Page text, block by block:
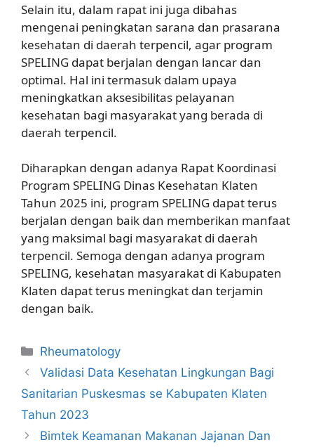
Selain itu, dalam rapat ini juga dibahas
mengenai peningkatan sarana dan prasarana
kesehatan di daerah terpencil, agar program
SPELING dapat berjalan dengan lancar dan
optimal. Hal ini termasuk dalam upaya
meningkatkan aksesibilitas pelayanan
kesehatan bagi masyarakat yang berada di
daerah terpencil.
Diharapkan dengan adanya Rapat Koordinasi
Program SPELING Dinas Kesehatan Klaten
Tahun 2025 ini, program SPELING dapat terus
berjalan dengan baik dan memberikan manfaat
yang maksimal bagi masyarakat di daerah
terpencil. Semoga dengan adanya program
SPELING, kesehatan masyarakat di Kabupaten
Klaten dapat terus meningkat dan terjamin
dengan baik.
Kategori
Rheumatology
Validasi Data Kesehatan Lingkungan Bagi
Sanitarian Puskesmas se Kabupaten Klaten
Tahun 2023
Bimtek Keamanan Makanan Jajanan Dan